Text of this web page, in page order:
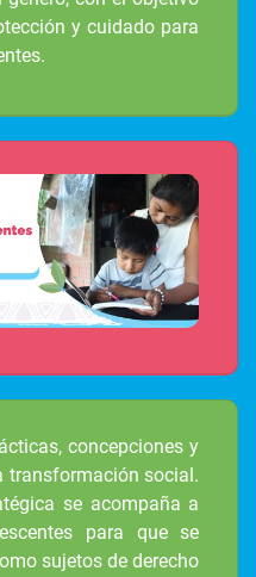
y cuidado para
concepciones y
transformación social.
se acompaña a
para que se
sujetos de derecho